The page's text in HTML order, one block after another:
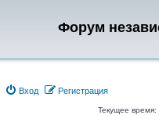
Форум
Вход Регистрация
Текущее время: